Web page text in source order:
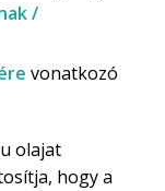
/
vonatkozó
olajat
hogy a